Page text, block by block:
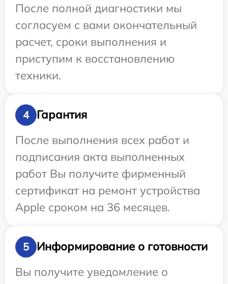
После полной диагностики мы
согласуем с вами окончательный
расчет, сроки выполнения и
приступим к восстановлению
техники.
4
Гарантия
После выполнения всех работ и
подписания акта выполненных
работ Вы получите фирменный
сертификат на ремонт устройства
Apple сроком на 36 месяцев.
5
Информирование о готовности
Вы получите уведомление о